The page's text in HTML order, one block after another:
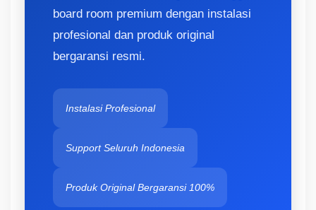
board room premium dengan instalasi
profesional dan produk original
bergaransi resmi.
Instalasi Profesional
Support Seluruh Indonesia
Produk Original Bergaransi 100%